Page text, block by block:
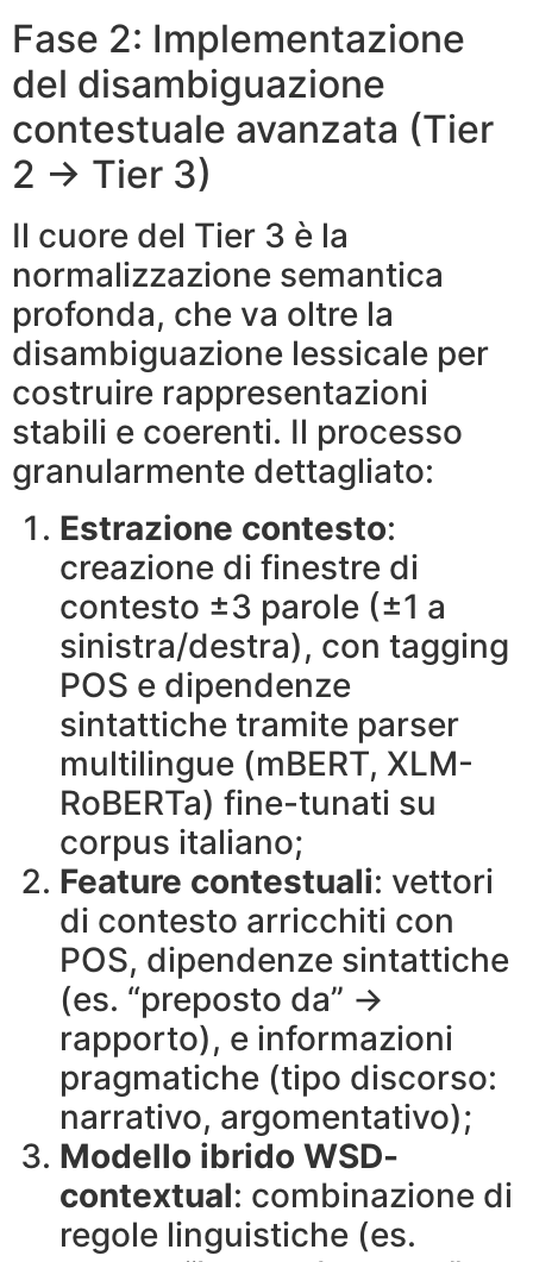
Fase 2: Implementazione
del disambiguazione
contestuale avanzata (Tier
2 → Tier 3)
Il cuore del Tier 3 è la
normalizzazione semantica
profonda, che va oltre la
disambiguazione lessicale per
costruire rappresentazioni
stabili e coerenti. Il processo
granularmente dettagliato:
Estrazione contesto:
creazione di finestre di
contesto ±3 parole (±1 a
sinistra/destra), con tagging
POS e dipendenze
sintattiche tramite parser
multilingue (mBERT, XLM-
RoBERTa) fine-tunati su
corpus italiano;
Feature contestuali: vettori
di contesto arricchiti con
POS, dipendenze sintattiche
(es. “preposto da” →
rapporto), e informazioni
pragmatiche (tipo discorso:
narrativo, argomentativo);
Modello ibrido WSD-
contextual: combinazione di
regole linguistiche (es.